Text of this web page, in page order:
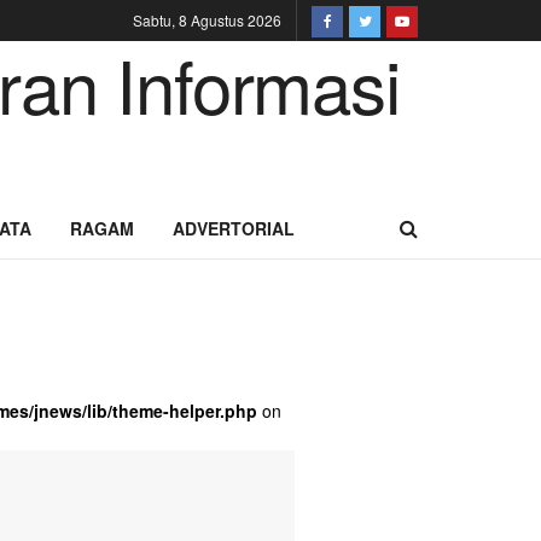
Sabtu, 8 Agustus 2026
Informasi
RAGAM ADVERTORIAL
jnews/lib/theme-helper.php on